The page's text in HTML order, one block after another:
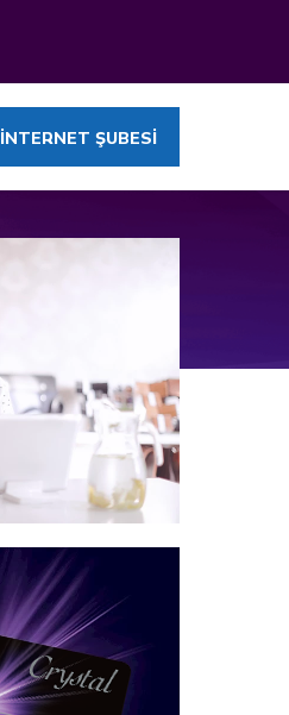
İNTERNET ŞUBESİ